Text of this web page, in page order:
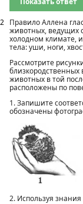
2
Правило Аллена
животных, ведущих
холодном климате,
тела: уши, ноги,
Рассмотрите
животных в той
расположены по
1. Запишите
обозначены
2. Используя